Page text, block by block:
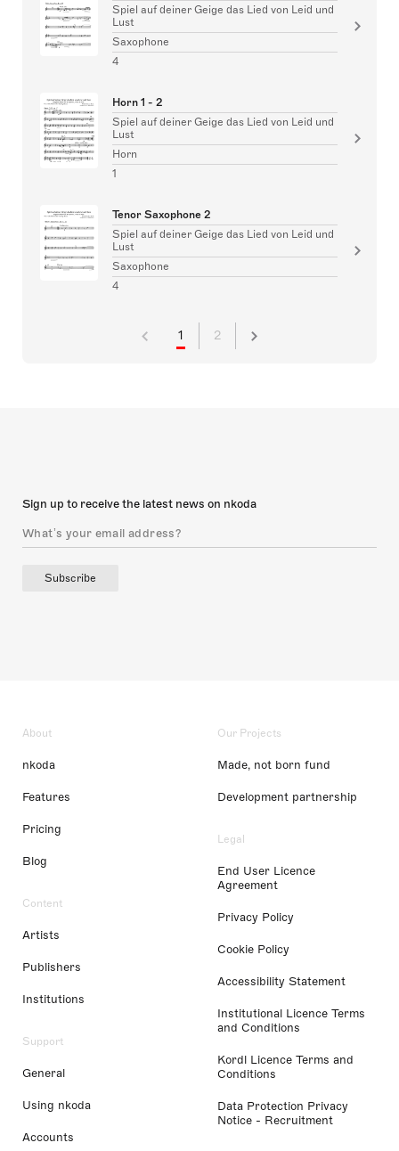
Spiel auf deiner Geige das Lied von Leid und
Lust
Saxophone
4
Horn 1 - 2
Spiel auf deiner Geige das Lied von Leid und
Lust
Horn
1
Tenor Saxophone 2
Spiel auf deiner Geige das Lied von Leid und
Lust
Saxophone
4
1 2
Sign up to receive the latest news on nkoda
Subscribe
About
nkoda
Features
Pricing
Blog
Content
Artists
Publishers
Institutions
Support
General
Using nkoda
Accounts
Our Projects
Made, not born fund
Development partnership
Legal
End User Licence
Agreement
Privacy Policy
Cookie Policy
Accessibility Statement
Institutional Licence Terms
and Conditions
Kordl Licence Terms and
Conditions
Data Protection Privacy
Notice - Recruitment